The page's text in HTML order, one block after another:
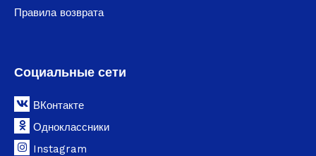
Правила возврата
Социальные сети
ВКонтакте
Одноклассники
Instagram